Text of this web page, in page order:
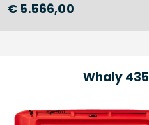
€ 5.566,00
Whaly 435